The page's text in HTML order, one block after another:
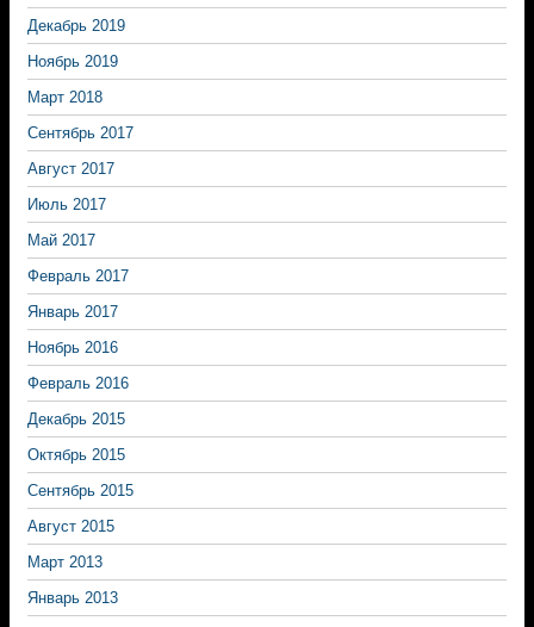
Декабрь 2019
Ноябрь 2019
Март 2018
Сентябрь 2017
Август 2017
Июль 2017
Май 2017
Февраль 2017
Январь 2017
Ноябрь 2016
Февраль 2016
Декабрь 2015
Октябрь 2015
Сентябрь 2015
Август 2015
Март 2013
Январь 2013